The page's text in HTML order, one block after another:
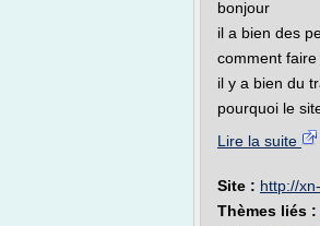
bonjour
il a bien des
comment
il y a bien du
pourquoi le
Lire la suite
Site : http://
Thèmes liés :